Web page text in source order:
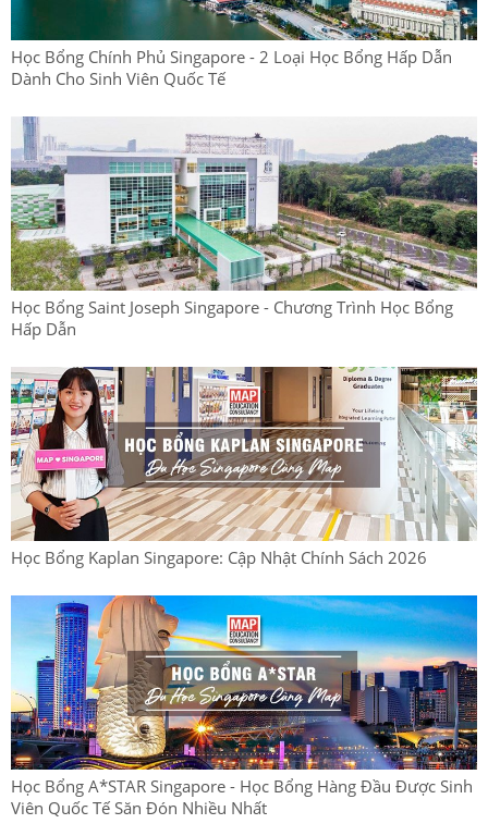
Học Bổng Chính Phủ Singapore - 2 Loại Học Bổng Hấp Dẫn
Dành Cho Sinh Viên Quốc Tế
Học Bổng Saint Joseph Singapore - Chương Trình Học Bổng
Hấp Dẫn
Học Bổng Kaplan Singapore: Cập Nhật Chính Sách 2026
Học Bổng A*STAR Singapore - Học Bổng Hàng Đầu Được Sinh
Viên Quốc Tế Săn Đón Nhiều Nhất